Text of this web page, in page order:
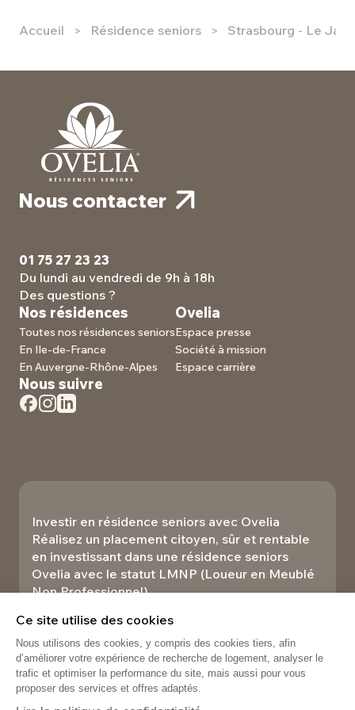
Ce site utilise des cookies
Nous utilisons des cookies, y compris des cookies tiers, afin
d’améliorer votre expérience de recherche de logement, analyser le
trafic et optimiser la performance du site, mais aussi pour vous
proposer des services et offres adaptés.
Accueil Résidence seniors Strasbourg - Le
Nous contacter
01 75 27 23 23
Du lundi au vendredi de 9h à 18h
Des questions ?
Nos résidences
Toutes nos résidences seniors
En Ile-de-France
En Auvergne-Rhône-Alpes
Ovelia
Espace presse
Société à mission
Espace carrière
Nous suivre
Investir en résidence seniors avec Ovelia
Réalisez un placement citoyen, sûr et rentable
en investissant dans une résidence seniors
Ovelia avec le statut LMNP (Loueur en Meublé
Non Professionnel).​